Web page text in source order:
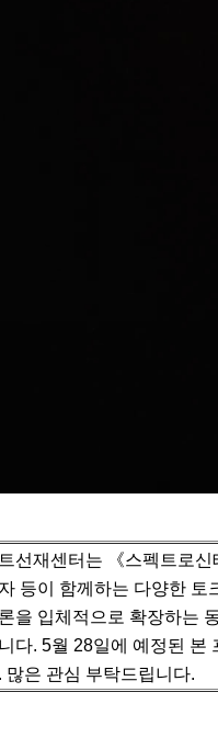
선재센터는 《스펙트로
등이 함께하는 다양한 토
을 입체적으로 확장하는
다. 5월 28일에 예정된 본
많은 관심 부탁드립니다.